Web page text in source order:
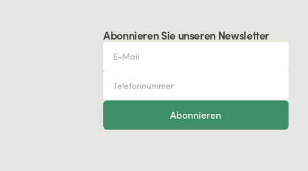
Abonnieren Sie unseren Newsletter
Abonnieren